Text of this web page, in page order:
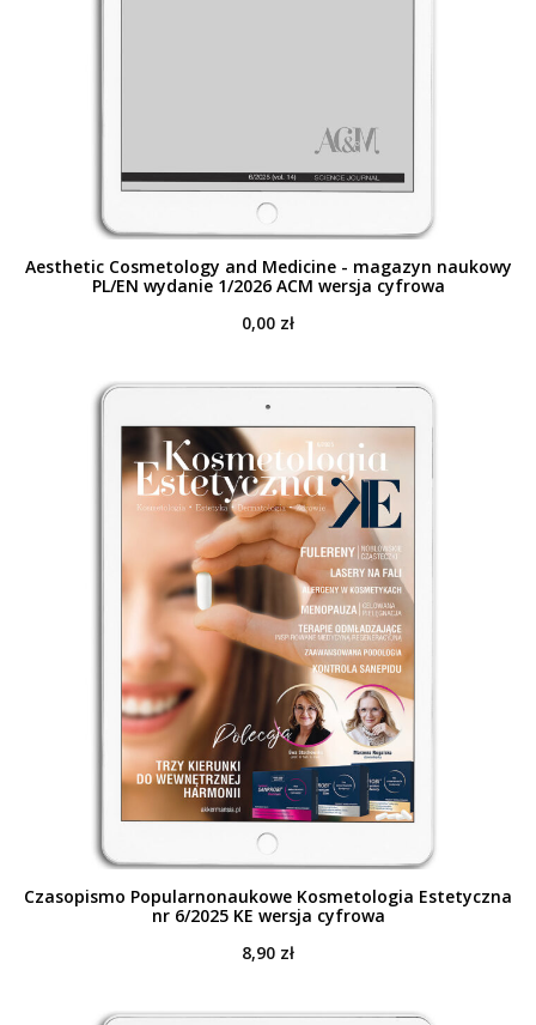
Aesthetic Cosmetology and Medicine - magazyn naukowy
PL/EN wydanie 1/2026 ACM wersja cyfrowa
0,00 zł
Czasopismo Popularnonaukowe Kosmetologia Estetyczna
nr 6/2025 KE wersja cyfrowa
8,90 zł